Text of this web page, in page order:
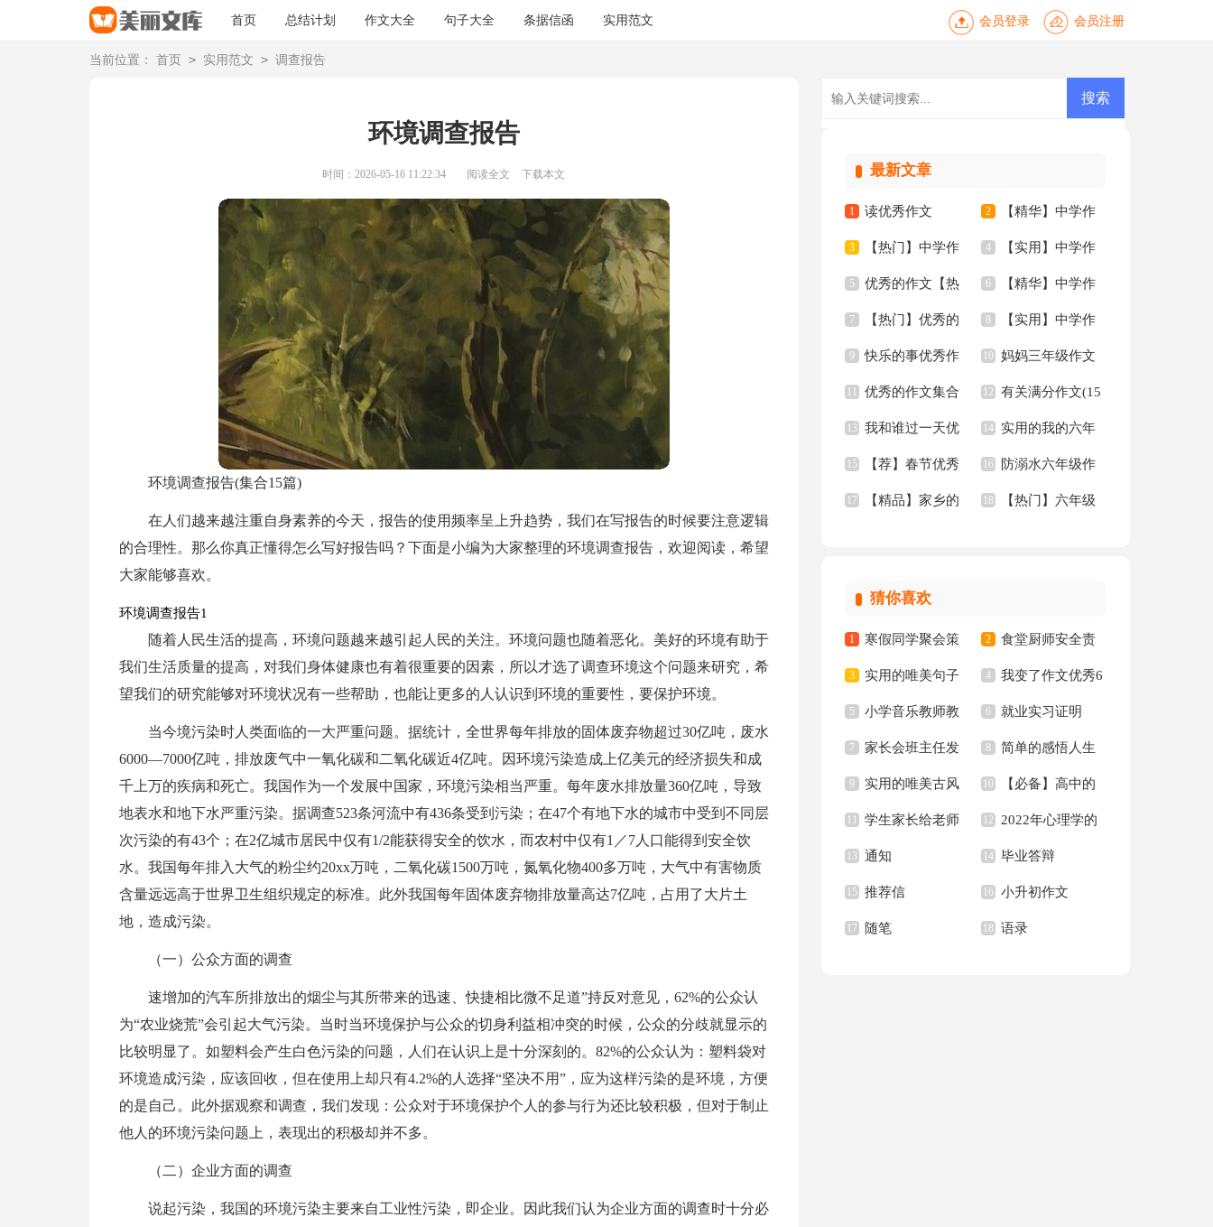
首页 总结计划 作文大全 句子大全 条据信函 实用范文 会员登录 会员注册
当前位置： 首页 > 实用范文 > 调查报告
环境调查报告
时间：2026-05-16 11:22:34 阅读全文 下载本文
环境调查报告(集合15篇)
在人们越来越注重自身素养的今天，报告的使用频率呈上升趋势，我们在写报告的时候要注意逻辑
的合理性。那么你真正懂得怎么写好报告吗？下面是小编为大家整理的环境调查报告，欢迎阅读，希望
大家能够喜欢。
环境调查报告1
随着人民生活的提高，环境问题越来越引起人民的关注。环境问题也随着恶化。美好的环境有助于
我们生活质量的提高，对我们身体健康也有着很重要的因素，所以才选了调查环境这个问题来研究，希
望我们的研究能够对环境状况有一些帮助，也能让更多的人认识到环境的重要性，要保护环境。
当今境污染时人类面临的一大严重问题。据统计，全世界每年排放的固体废弃物超过30亿吨，废水
6000—7000亿吨，排放废气中一氧化碳和二氧化碳近4亿吨。因环境污染造成上亿美元的经济损失和成
千上万的疾病和死亡。我国作为一个发展中国家，环境污染相当严重。每年废水排放量360亿吨，导致
地表水和地下水严重污染。据调查523条河流中有436条受到污染；在47个有地下水的城市中受到不同层
次污染的有43个；在2亿城市居民中仅有1/2能获得安全的饮水，而农村中仅有1／7人口能得到安全饮
水。我国每年排入大气的粉尘约20xx万吨，二氧化碳1500万吨，氮氧化物400多万吨，大气中有害物质
含量远远高于世界卫生组织规定的标准。此外我国每年固体废弃物排放量高达7亿吨，占用了大片土
地，造成污染。
（一）公众方面的调查
速增加的汽车所排放出的烟尘与其所带来的迅速、快捷相比微不足道”持反对意见，62%的公众认
为“农业烧荒”会引起大气污染。当时当环境保护与公众的切身利益相冲突的时候，公众的分歧就显示的
比较明显了。如塑料会产生白色污染的问题，人们在认识上是十分深刻的。82%的公众认为：塑料袋对
环境造成污染，应该回收，但在使用上却只有4.2%的人选择“坚决不用”，应为这样污染的是环境，方便
的是自己。此外据观察和调查，我们发现：公众对于环境保护个人的参与行为还比较积极，但对于制止
他人的环境污染问题上，表现出的积极却并不多。
（二）企业方面的调查
说起污染，我国的环境污染主要来自工业性污染，即企业。因此我们认为企业方面的调查时十分必
最新文章
1 读优秀作文 2 【精华】中学作
文四篇
3 【热门】中学作
文锦集六篇
4 【实用】中学作
文3篇
5 优秀的作文【热
门】
6 【精华】中学作
文5篇
7 【热门】优秀的
作文
8 【实用】中学作
文300字五篇
9 快乐的事优秀作
文
10 妈妈三年级作文
300字汇总九篇
11 优秀的作文集合
15篇
12 有关满分作文(15
篇)
13 我和谁过一天优
秀作文
14 实用的我的六年
级小学作文10篇
15 【荐】春节优秀
作文
16 防溺水六年级作
文
17 【精品】家乡的 18 【热门】六年级
猜你喜欢
1 寒假同学聚会策
划书
2 食堂厨师安全责
任书
3 实用的唯美句子
65条
4 我变了作文优秀6
篇
5 小学音乐教师教
学心得
6 就业实习证明
7 家长会班主任发
言稿集合15篇
8 简单的感悟人生
的格言集锦94条
9 实用的唯美古风
句子合集36句
10 【必备】高中的
作文集合八篇
11 学生家长给老师
的感谢信合集6篇
12 2022年心理学的
语录
13 通知 14 毕业答辩
15 推荐信 16 小升初作文
17 随笔 18 语录